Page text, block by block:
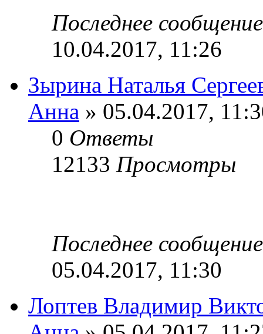
Последнее
10.04.2017, 11:26
Зырина Наталья
Анна » 05.04.2017,
0 Ответы
12133 Просмотры
Последнее
05.04.2017, 11:30
Лоптев Владимир